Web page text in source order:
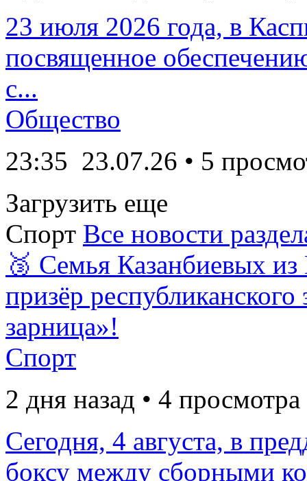
23 июля 2026 года, в
посвященное
с...
Общество
23:35 23.07.26 • 5
Загрузить еще
Спорт Все новости
🥉 Семья Казанбиевых
призёр
зарница»!
Спорт
2 дня назад • 4 просмотра
Сегодня, 4 августа, в
боксу между сборными